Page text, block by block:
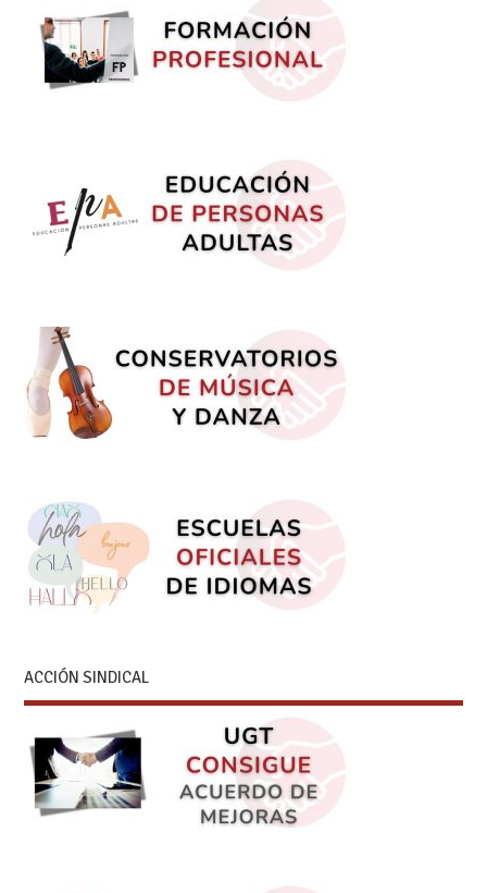
ACCIÓN SINDICAL